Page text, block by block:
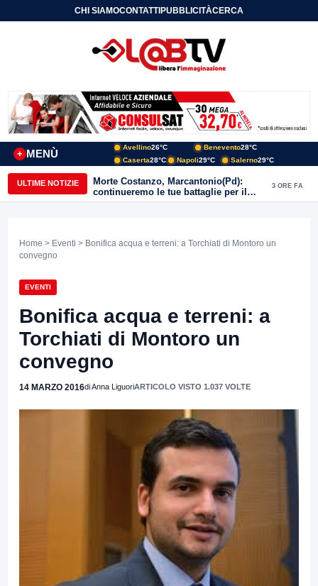
CHI SIAMOCONTATTIPUBBLICITÀCERCA
MENÙ
+
Avellino26°C Benevento28°C
Caserta28°C Napoli29°C Salerno29°C
ULTIME NOTIZIE
Morte Costanzo, Marcantonio(Pd):
continueremo le tue battaglie per il
Sannio
3 ORE FA
Home > Eventi > Bonifica acqua e terreni: a Torchiati di Montoro un
convegno
EVENTI
Bonifica acqua e terreni: a
Torchiati di Montoro un
convegno
14 MARZO 2016di Anna LiguoriARTICOLO VISTO 1.037 VOLTE